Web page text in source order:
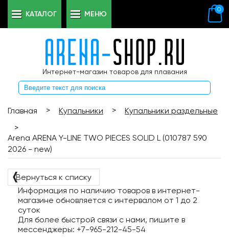
Интернет-магазин товаров для плавания
0
КАТАЛОГ МЕНЮ
Главная > Купальники >
Купальники раздельные
>
Arena ARENA Y-LINE TWO PIECES SOLID L (010787 590
2026 - new)
❬Вернуться к списку
Информация по наличию товаров в интернет-
магазине обновляется с интервалом от 1 до 2
суток
Для более быстрой связи с нами, пишите в
мессенджеры: +7-965-212-45-54